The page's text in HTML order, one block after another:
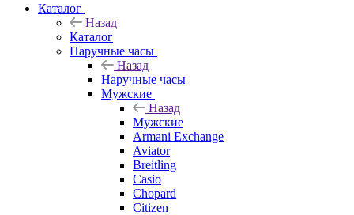
Каталог
Назад
Каталог
Наручные часы
Назад
Наручные часы
Мужские
Назад
Мужские
Armani Exchange
Aviator
Breitling
Casio
Chopard
Citizen